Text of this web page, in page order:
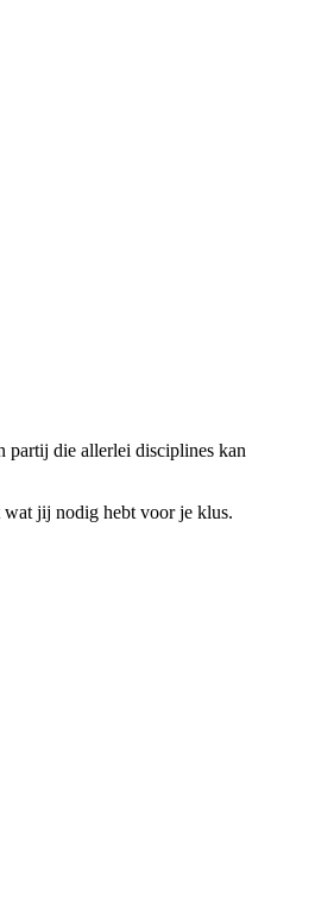
partij die allerlei disciplines kan
wat jij nodig hebt voor je klus.